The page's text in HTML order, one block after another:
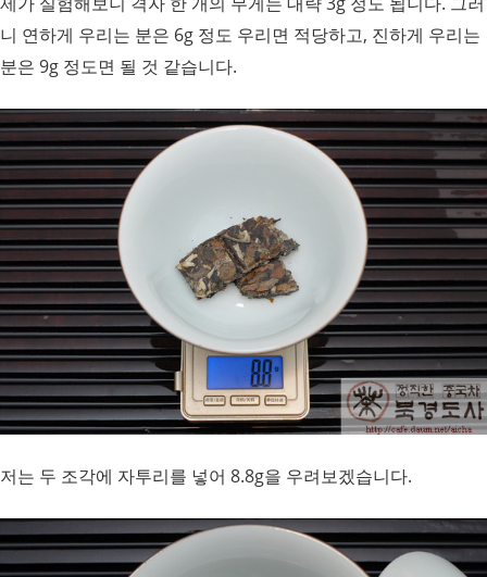
니 연하게 우리는 분은 6g 정도 우리면 적당하고, 진하게 우리는
분은 9g 정도면 될 것 같습니다.
저는 두 조각에 자투리를 넣어 8.8g을 우려보겠습니다.